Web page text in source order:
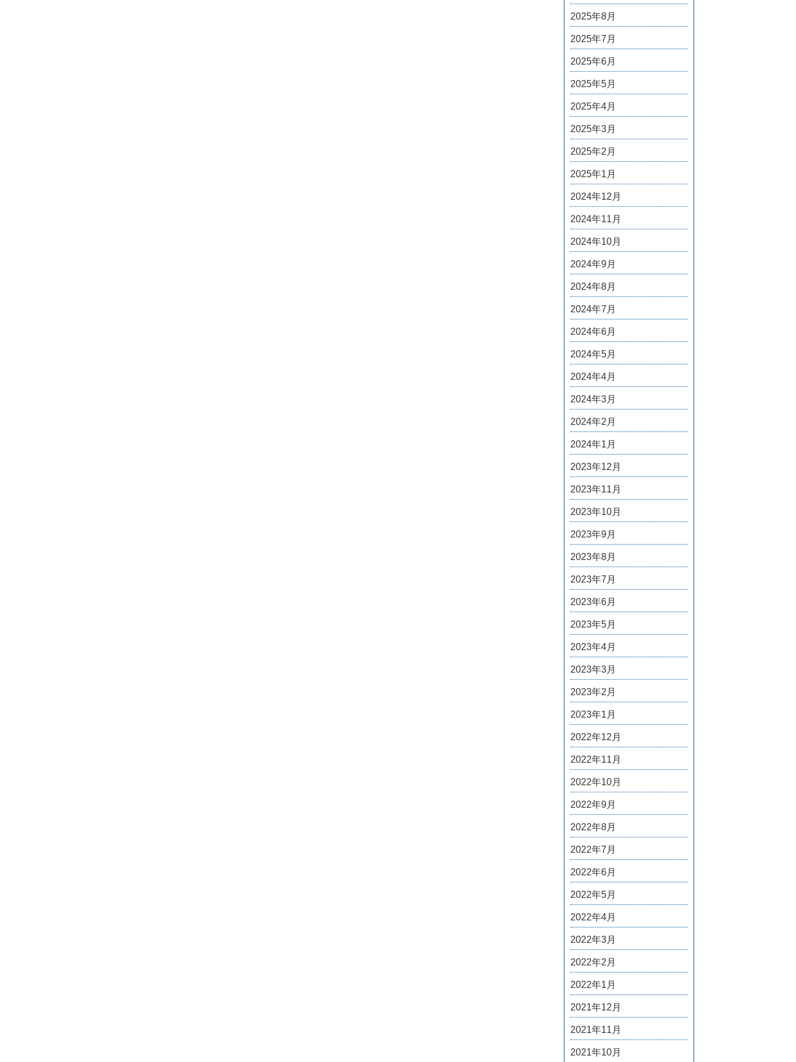
2025年8月
2025年7月
2025年6月
2025年5月
2025年4月
2025年3月
2025年2月
2025年1月
2024年12月
2024年11月
2024年10月
2024年9月
2024年8月
2024年7月
2024年6月
2024年5月
2024年4月
2024年3月
2024年2月
2024年1月
2023年12月
2023年11月
2023年10月
2023年9月
2023年8月
2023年7月
2023年6月
2023年5月
2023年4月
2023年3月
2023年2月
2023年1月
2022年12月
2022年11月
2022年10月
2022年9月
2022年8月
2022年7月
2022年6月
2022年5月
2022年4月
2022年3月
2022年2月
2022年1月
2021年12月
2021年11月
2021年10月